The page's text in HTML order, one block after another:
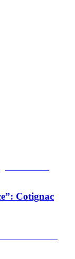
Cotignac